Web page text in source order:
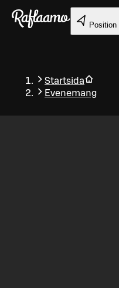
Gå till huvudinnehållet
Position
Startsida
Evenemang
Tillbaka